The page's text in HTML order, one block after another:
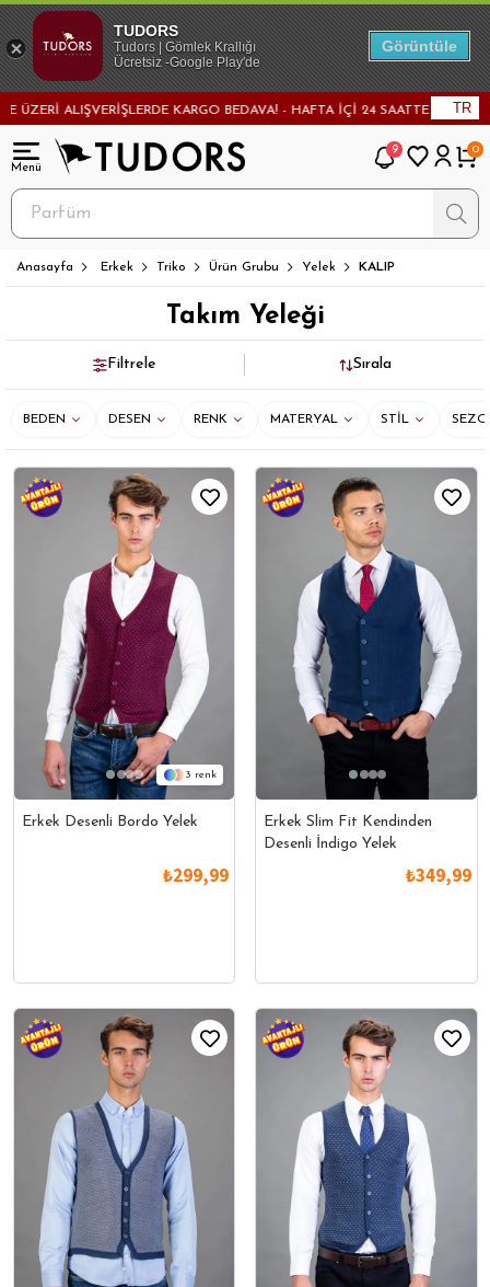
ALIŞVERİŞLERDE KARGO BEDAVA! - HAFTA İÇİ 24 SAATTE KARGODA! -
TR
9 0
Anasayfa Erkek Triko Ürün Grubu Yelek KALIP
Takım Yeleği
Filtrele Sırala
BEDEN DESEN RENK MATERYAL STİL
3
Erkek Desenli Bordo Yelek
₺299,99
Erkek Slim Fit Kendinden
Desenli İndigo Yelek
₺349,99
TUDORS
Tudors | Gömlek Krallığı
Ücretsiz -Google Play'de
Görüntüle